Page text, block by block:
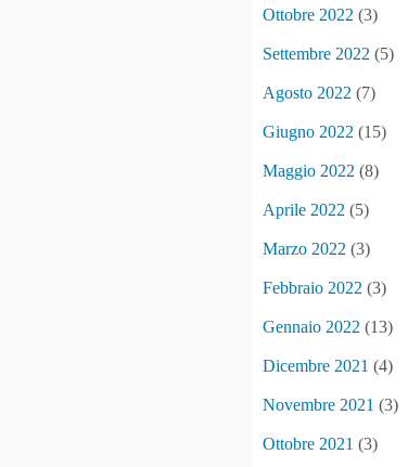
Ottobre 2022 (3)
Settembre 2022 (5)
Agosto 2022 (7)
Giugno 2022 (15)
Maggio 2022 (8)
Aprile 2022 (5)
Marzo 2022 (3)
Febbraio 2022 (3)
Gennaio 2022 (13)
Dicembre 2021 (4)
Novembre 2021 (3)
Ottobre 2021 (3)